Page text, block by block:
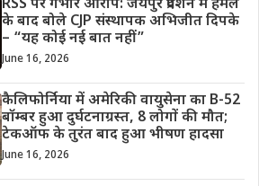
RSS पर गंभीर आरोप: जयपुर प्रदर्शन में हमले
के बाद बोले CJP संस्थापक अभिजीत दिपके
– “यह कोई नई बात नहीं”
June 16, 2026
कैलिफोर्निया में अमेरिकी वायुसेना का B-52
बॉम्बर हुआ दुर्घटनाग्रस्त, 8 लोगों की मौत;
टेकऑफ के तुरंत बाद हुआ भीषण हादसा
June 16, 2026